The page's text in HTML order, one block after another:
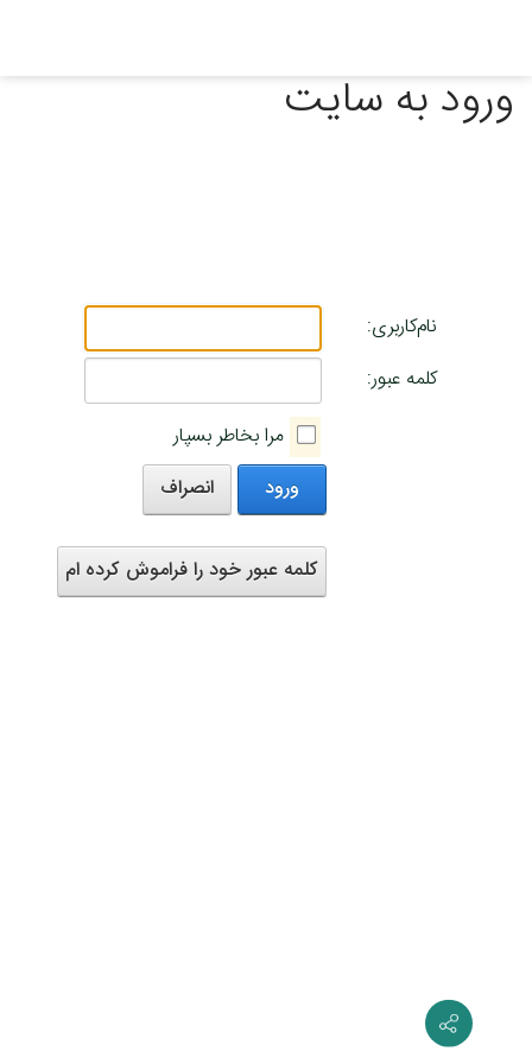
ورود به سایت
نام‌کاربری:
کلمه عبور:
مرا بخاطر بسپار
ورود
انصراف
کلمه عبور خود را فراموش کرده ام